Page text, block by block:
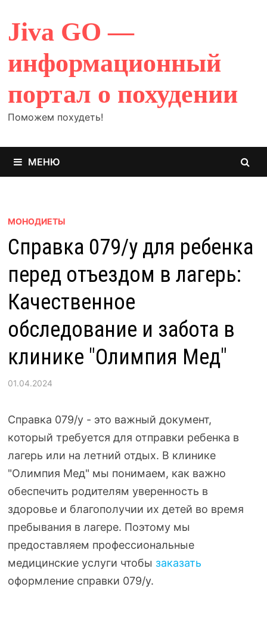
содержимому
Jiva GO —
информационный
портал о похудении
Поможем похудеть!
МЕНЮ
МОНОДИЕТЫ
Справка 079/у для ребенка
перед отъездом в лагерь:
Качественное
обследование и забота в
клинике "Олимпия Мед"
01.04.2024
Справка 079/у - это важный документ,
который требуется для отправки ребенка в
лагерь или на летний отдых. В клинике
"Олимпия Мед" мы понимаем, как важно
обеспечить родителям уверенность в
здоровье и благополучии их детей во время
пребывания в лагере. Поэтому мы
предоставляем профессиональные
медицинские услуги чтобы заказать
оформление справки 079/у.